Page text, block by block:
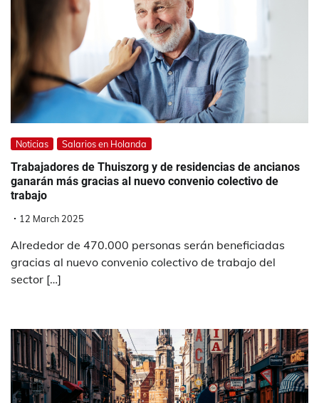
Noticias Salarios en Holanda
Trabajadores de Thuiszorg y de residencias de ancianos
ganarán más gracias al nuevo convenio colectivo de
trabajo
12 March 2025
Alrededor de 470.000 personas serán beneficiadas
gracias al nuevo convenio colectivo de trabajo del
sector […]